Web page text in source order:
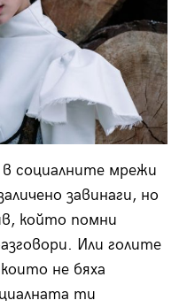
социалните мрежи
завинаги, но
който помни
Или голите
не бяха
ти